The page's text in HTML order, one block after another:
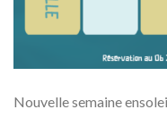
Nouvelle semaine